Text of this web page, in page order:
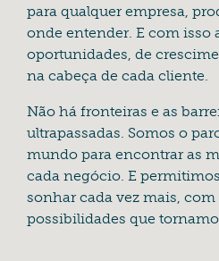
para qualquer empresa,
onde entender. E com
oportunidades, de
na cabeça de cada cliente.
Não há fronteiras e as
ultrapassadas. Somos o
mundo para encontrar as
cada negócio. E
sonhar cada vez mais,
possibilidades que